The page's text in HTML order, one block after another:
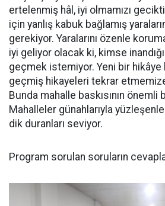
ertelenmiş hâl, iyi olmamızı
için yanlış kabuk bağlamış
gerekiyor. Yaralarını özenle
iyi geliyor olacak ki, kimse
geçmek istemiyor. Yeni bir
geçmiş hikayeleri tekrar
Bunda mahalle baskısının önemli
Mahalleler günahlarıyla
dik duranları seviyor.
Program sorulan soruların